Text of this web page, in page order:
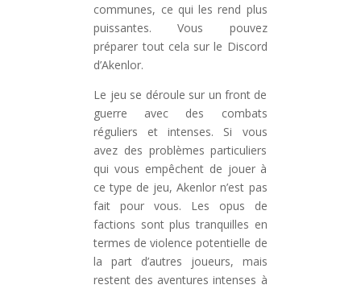
communes, ce qui les rend plus
puissantes. Vous pouvez
préparer tout cela sur le Discord
d’Akenlor.
Le jeu se déroule sur un front de
guerre avec des combats
réguliers et intenses. Si vous
avez des problèmes particuliers
qui vous empêchent de jouer à
ce type de jeu, Akenlor n’est pas
fait pour vous. Les opus de
factions sont plus tranquilles en
termes de violence potentielle de
la part d’autres joueurs, mais
restent des aventures intenses à